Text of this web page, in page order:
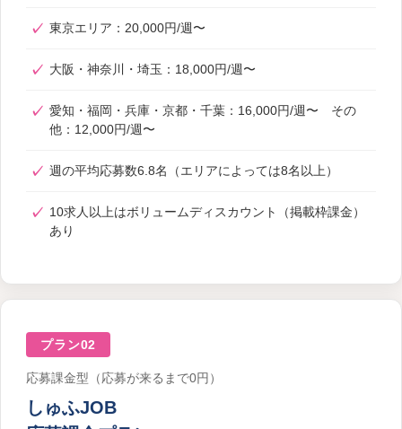
東京エリア：20,000円/週〜
大阪・神奈川・埼玉：18,000円/週〜
愛知・福岡・兵庫・京都・千葉：16,000円/週〜 その
他：12,000円/週〜
週の平均応募数6.8名（エリアによっては8名以上）
10求人以上はボリュームディスカウント（掲載枠課金）
あり
プラン02
応募課金型（応募が来るまで0円）
しゅふJOB